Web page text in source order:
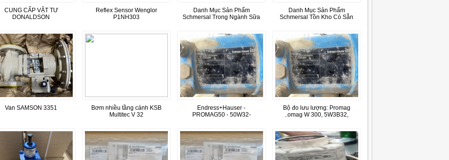
CUNG CẤP VẬT TƯ
DONALDSON
Reflex Sensor Wenglor
P1NH303
Danh Mục Sản Phẩm
Schmersal Trong Ngành Sữa
Danh Mục Sản Phẩm
Schmersal Tồn Kho Có Sẵn
Van SAMSON 3351
Bơm nhiều tầng cánh KSB
Multitec V 32
Endress+Hauser -
PROMAG50 - 50W32-
Bộ đo lưu lượng: Promag
..omag W 300, 5W3B32,